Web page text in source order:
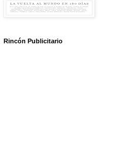
Rincón Publicitario